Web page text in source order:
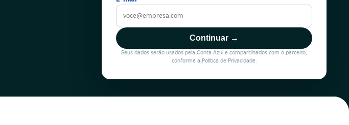
Continuar →
Seus dados serão usados pela Conta Azul e compartilhados com o parceiro,
conforme a Política de Privacidade.